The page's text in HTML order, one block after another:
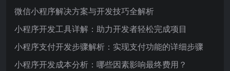
微信小程序解决方案与开发技巧全解析
小程序开发工具详解：助力开发者轻松完成项目
小程序支付开发步骤解析：实现支付功能的详细步骤
小程序开发成本分析：哪些因素影响最终费用？